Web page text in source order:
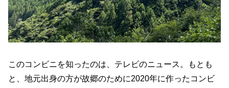
このコンビニを知ったのは、テレビのニュース。もとも
と、地元出身の方が故郷のために2020年に作ったコンビ